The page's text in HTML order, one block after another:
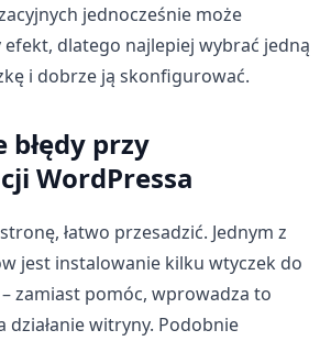
jednocześnie może
dlatego najlepiej wybrać jedną
i dobrze ją skonfigurować.
błędy przy
WordPressa
łatwo przesadzić. Jednym z
jest instalowanie kilku wtyczek do
zamiast pomóc, wprowadza to
witryny. Podobnie